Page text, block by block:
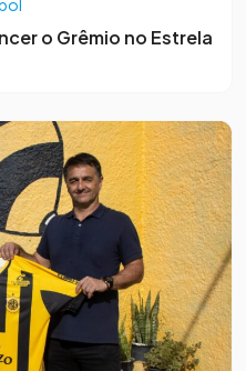
o Grêmio no Estrela